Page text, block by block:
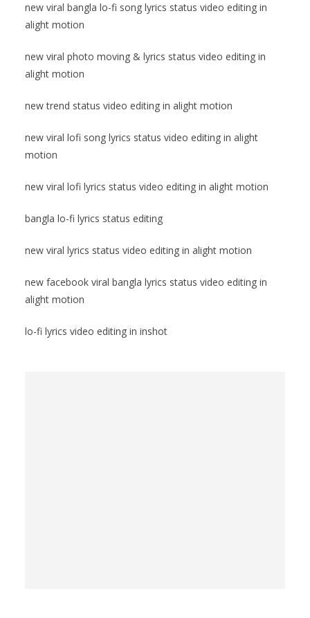
new viral bangla lo-fi song lyrics status video editing in
alight motion
new viral photo moving & lyrics status video editing in
alight motion
new trend status video editing in alight motion
new viral lofi song lyrics status video editing in alight
motion
new viral lofi lyrics status video editing in alight motion
bangla lo-fi lyrics status editing
new viral lyrics status video editing in alight motion
new facebook viral bangla lyrics status video editing in
alight motion
lo-fi lyrics video editing in inshot